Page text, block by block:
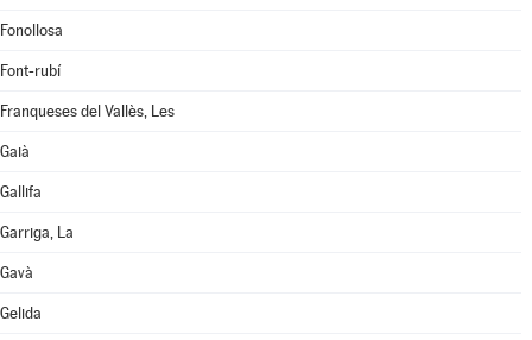
Fonollosa
Font-rubí
Franqueses del Vallès, Les
Gaià
Gallifa
Garriga, La
Gavà
Gelida